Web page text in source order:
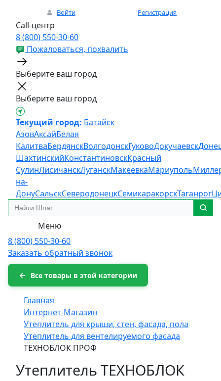
Войти Регистрация
Call-центр
8 (800) 550-30-60
Пожаловаться, похвалить
Выберите ваш город
Выберите ваш город
Текущий город: Батайск
АзовАксайБелая
КалитваБердянскВолгодонскГуковоДокучаевск
ШахтинскийКонстантиновскКрасный
СулинЛисичанскЛуганскМакеевкаМариуполь
на-
ДонуСальскСеверодонецкСемикаракорскТаганрог
Меню
8 (800) 550-30-60
Заказать обратный звонок
Все товары в этой категории
Главная
Интернет-Магазин
Утеплитель для крыши, стен, фасада, пола
Утеплитель для вентелируемого фасада
ТЕХНОБЛОК ПРОФ
Утеплитель ТЕХНОБЛОК